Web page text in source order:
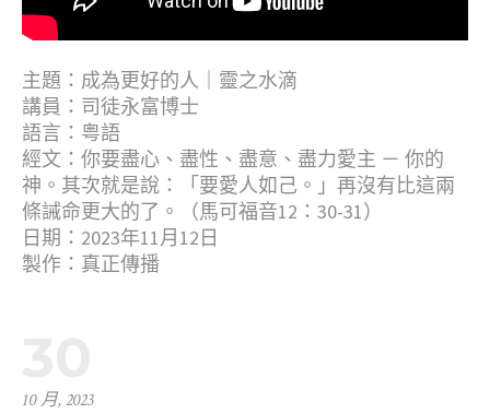
主題：成為更好的人｜靈之水滴
講員：司徒永富博士
語言：粤語
經文：你要盡心、盡性、盡意、盡力愛主 － 你的
神。其次就是說：「要愛人如己。」再沒有比這兩
條誡命更大的了。（馬可福音12：30-31）
日期：2023年11月12日
製作：真正傳播
10 月, 2023